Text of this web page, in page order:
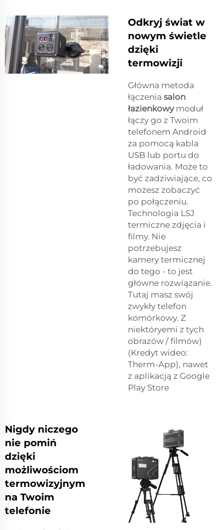
Odkryj świat w
nowym świetle
dzięki
termowizji
Główna metoda
łączenia salon
łazienkowy moduł
łączy go z Twoim
telefonem Android
za pomocą kabla
USB lub portu do
ładowania. Może to
być zadziwiające, co
możesz zobaczyć
po połączeniu.
Technologia LSJ
termiczne zdjęcia i
filmy. Nie
potrzebujesz
kamery termicznej
do tego - to jest
główne rozwiązanie.
Tutaj masz swój
zwykły telefon
komórkowy. Z
niektóryemi z tych
obrazów / filmów)
(Kredyt wideo:
Therm-App), nawet
z aplikacją z Google
Play Store
Nigdy niczego
nie pomiń
dzięki
możliwościom
termowizyjnym
na Twoim
telefonie